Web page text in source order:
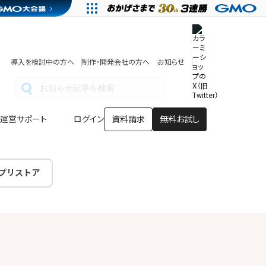
運営サポート ログイン 資料請求 無料お試し
導入を検討中の方へ 制作・開発会社の方へ お知らせ
その他
テンプレート一覧
ヘルプを見る
ヘルプセンター
リストア